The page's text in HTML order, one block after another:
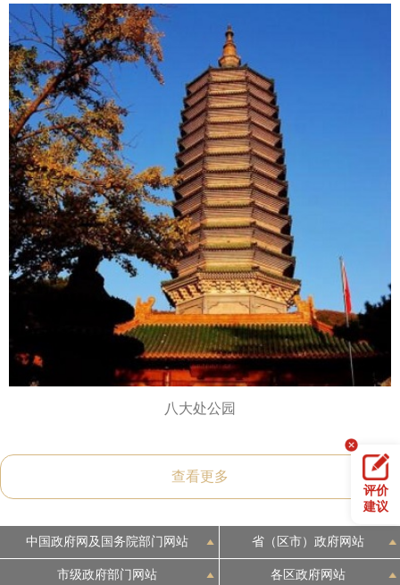
八大处公园
查看更多
评价
建议
中国政府网及国务院部门网站 省（区市）政府网站
市级政府部门网站 各区政府网站